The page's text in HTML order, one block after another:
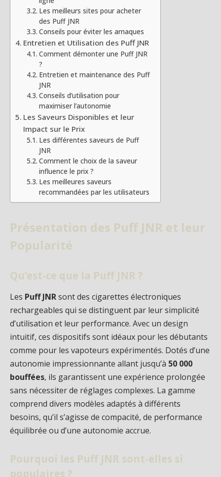
Les meilleurs sites pour acheter
des Puff JNR
Conseils pour éviter les arnaques
Entretien et Utilisation des Puff JNR
Comment démonter une Puff JNR
?
Entretien et maintenance des Puff
JNR
Conseils d’utilisation pour
maximiser l’autonomie
Les Saveurs Disponibles et leur
Impact sur le Prix
Les différentes saveurs de Puff
JNR
Comment le choix de la saveur
influence le prix ?
Les meilleures saveurs
recommandées par les utilisateurs
Présentation des Puff JNR et leur
Popularité
Qu’est-ce que la Puff JNR ?
Les Puff JNRsont des cigarettes électroniques
rechargeables qui se distinguent par leur simplicité
d’utilisation et leur performance. Avec un design
intuitif, ces dispositifs sont idéaux pour les débutants
comme pour les vapoteurs expérimentés. Dotés d’une
autonomie impressionnante allant jusqu’à 50 000
bouffées, ils garantissent une expérience prolongée
sans nécessiter de réglages complexes. La gamme
comprend divers modèles adaptés à différents
besoins, qu’il s’agisse de compacité, de performance
équilibrée ou d’une autonomie accrue.
Pourquoi les Puff JNR sont-elles si
populaires ?